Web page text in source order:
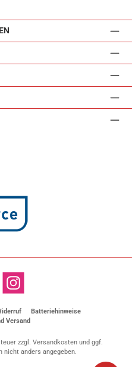
Instagram
Batteriehinweise
Versand
zzgl. Versandkostenund ggf.
nicht anders angegeben.